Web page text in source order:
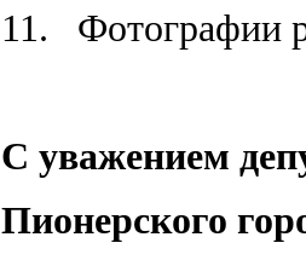
11.
Фотографии
С уважением
Пионерского